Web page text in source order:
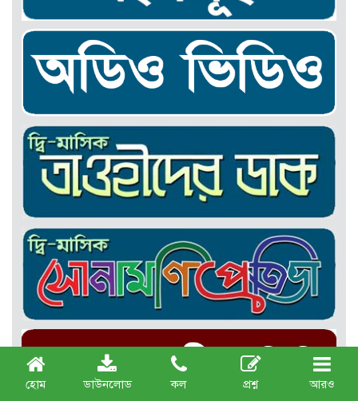
হোম ডাউনলোড কল প্রশ্ন আরও